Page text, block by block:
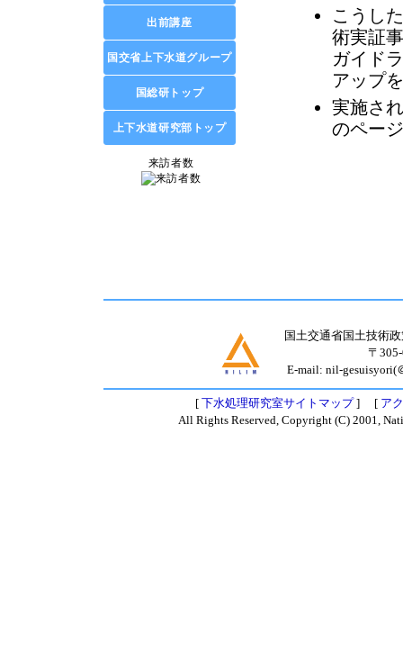
こうし
術実証
ガイド
アップ
実施さ
のペー
国土交通省国土技術
〒
E-mail: nil-
[ 下水処理研究室サイトマップ ] [ ア
All Rights Reserved, Copyright (C) 2001,